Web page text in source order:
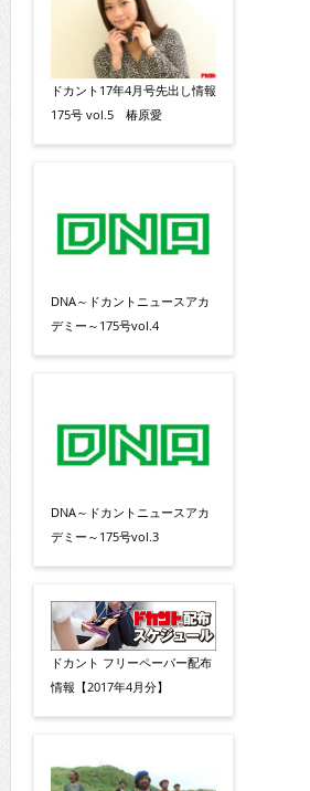
ドカント17年4月号先出し情報
175号 vol.5 椿原愛
DNA～ドカントニュースアカ
デミー～175号vol.4
DNA～ドカントニュースアカ
デミー～175号vol.3
ドカント フリーペーパー配布
情報【2017年4月分】